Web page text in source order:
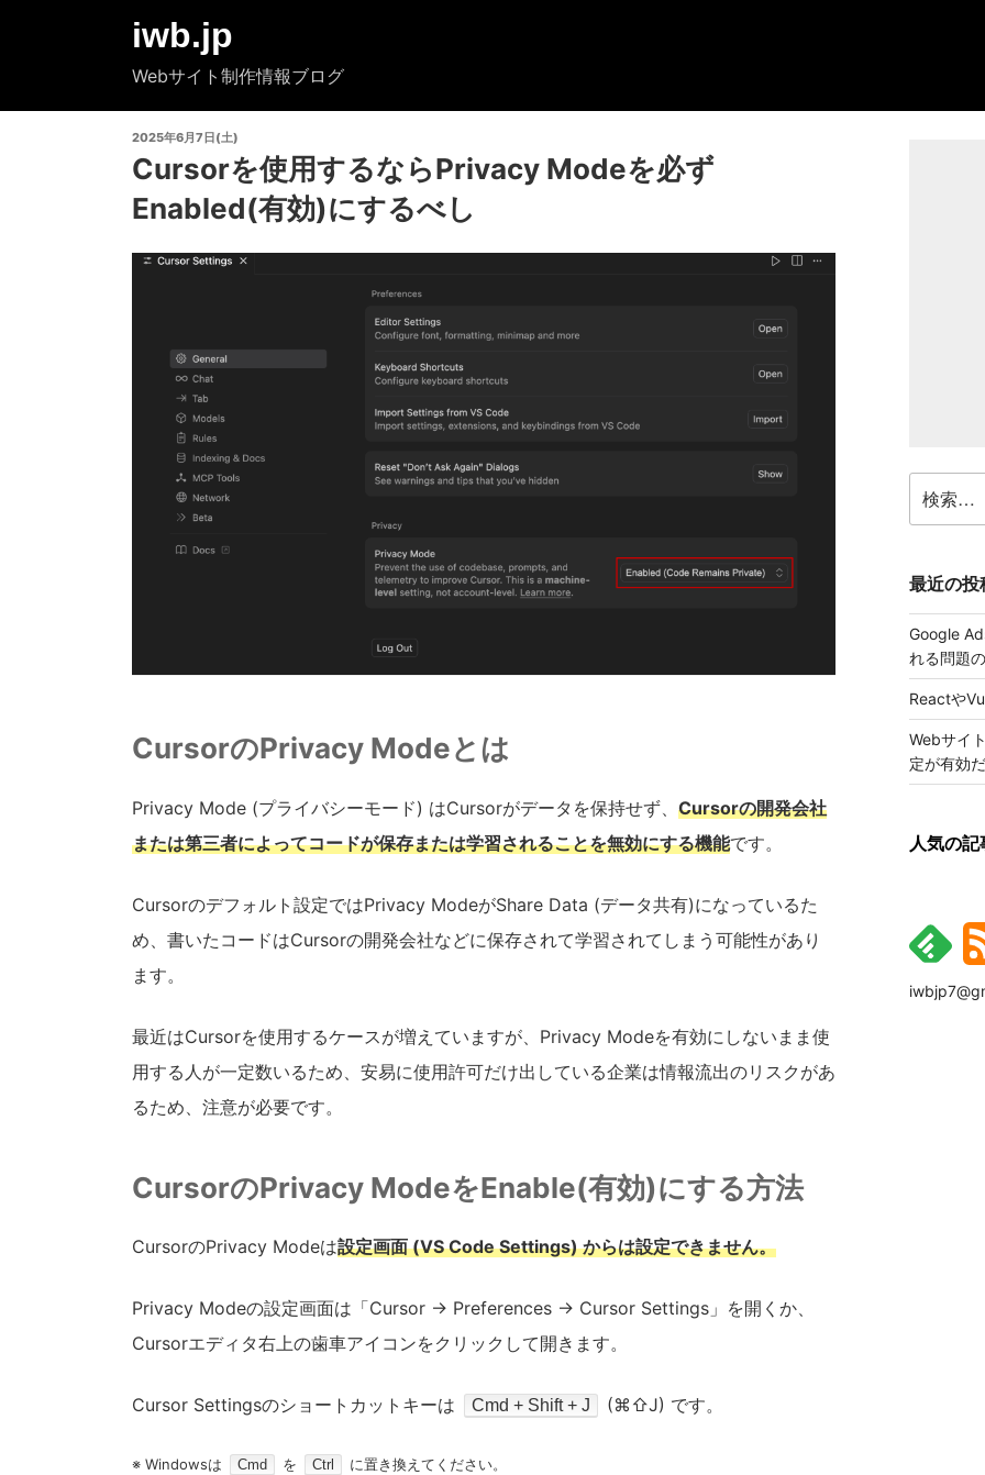
ツ
iwb.jp
Webサイト制作情報ブログ
投
日:
2025年6月7日(土)
Cursorを使用するならPrivacy Modeを必ず
Enabled(有効)にするべし
CursorのPrivacy Modeとは
Privacy Mode (プライバシーモード) はCursorがデータを保持せず、 Cursorの開発会社
または第三者によってコードが保存または学習されることを無効にする機能です。
Cursorのデフォルト設定ではPrivacy ModeがShare Data (データ共有)になっているた
め、書いたコードはCursorの開発会社などに保存されて学習されてしまう可能性があり
ます。
最近はCursorを使用するケースが増えていますが、Privacy Modeを有効にしないまま使
用する人が一定数いるため、安易に使用許可だけ出している企業は情報流出のリスクがあ
るため、注意が必要です。
CursorのPrivacy ModeをEnable(有効)にする方法
CursorのPrivacy Modeは設定画面 (VS Code Settings) からは設定できません。
Privacy Modeの設定画面は「Cursor → Preferences → Cursor Settings」を開くか、
Cursorエディタ右上の歯車アイコンをクリックして開きます。
Cursor Settingsのショートカットキーは Cmd + Shift + J (⌘⇧J) です。
※ Windowsは Cmd を Ctrl に置き換えてください。
索:
最近の投
Google
れる問題
Reactや
Webサイ
定が有効
人気の記